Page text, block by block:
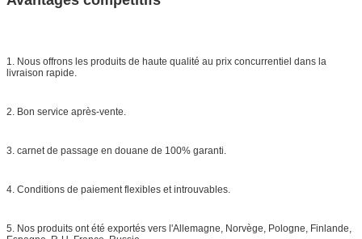
1. Nous offrons les produits de haute qualité au prix concurrentiel dans la
livraison rapide.
2. Bon service après-vente.
3. carnet de passage en douane de 100% garanti.
4. Conditions de paiement flexibles et introuvables.
5. Nos produits ont été exportés vers l'Allemagne, Norvège, Pologne, Finlande,